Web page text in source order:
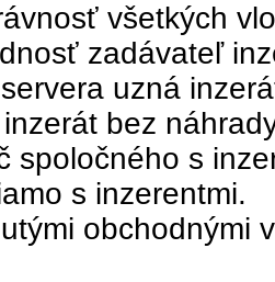
všetkých
zadávateľ
uzná
bez
spoločného s
s inzerentmi.
obchodnými